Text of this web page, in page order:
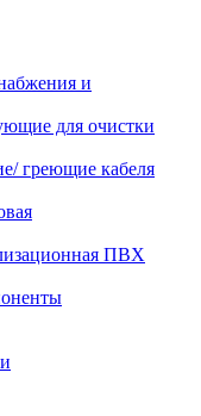
и
для очистки
греющие кабеля
ПВХ